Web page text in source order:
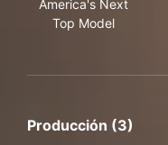
America's Next
Top Model
Producción (3)